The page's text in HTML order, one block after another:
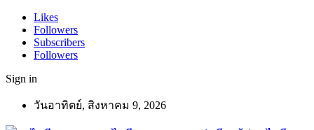
Likes
Followers
Subscribers
Followers
Sign in
วันอาทิตย์, สิงหาคม 9, 2026